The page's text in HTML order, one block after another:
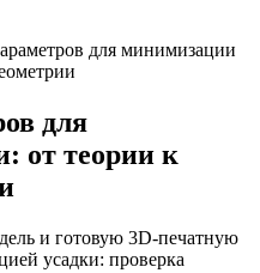
для минимизации
для
от теории к